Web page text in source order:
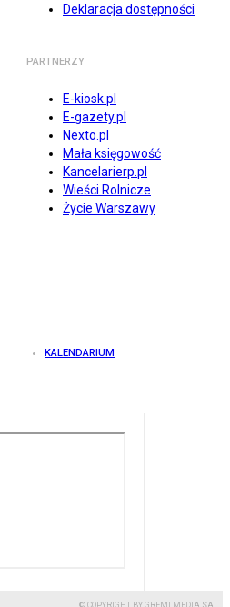
Deklaracja dostępności
PARTNERZY
E-kiosk.pl
E-gazety.pl
Nexto.pl
Mała księgowość
Kancelarierp.pl
Wieści Rolnicze
Życie Warszawy
KALENDARIUM